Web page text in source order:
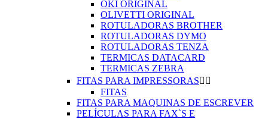
OKI ORIGINAL
OLIVETTI ORIGINAL
ROTULADORAS BROTHER
ROTULADORAS DYMO
ROTULADORAS TENZA
TERMICAS DATACARD
TERMICAS ZEBRA
FITAS PARA IMPRESSORAS 
FITAS
FITAS PARA MAQUINAS DE ESCREVER
PELÍCULAS PARA FAX`S E